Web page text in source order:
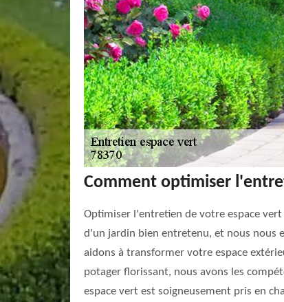
Comment optimiser
Optimiser l'entretien de votre espace vert
d'un jardin bien entretenu, et nous nous
aidons à transformer votre espace
potager florissant, nous avons les
espace vert est soigneusement pris en